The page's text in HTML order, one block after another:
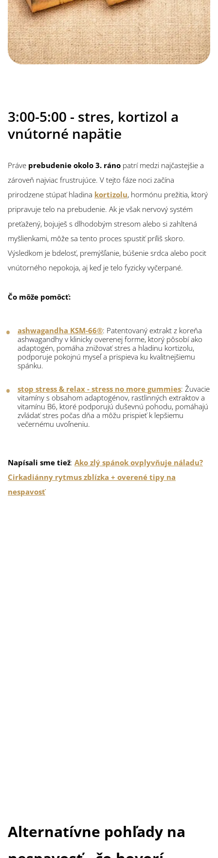
3:00-5:00 - stres, kortizol a
vnútorné napätie
Práve prebudenie okolo 3. ráno patrí medzi najčastejšie a
zároveň najviac frustrujúce. V tejto fáze noci začína
prirodzene stúpať hladina kortizolu, hormónu prežitia, ktorý
pripravuje telo na prebudenie. Ak je však nervový systém
preťažený, bojuješ s dlhodobým stresom alebo si zahltená
myšlienkami, môže sa tento proces spustiť príliš skoro.
Výsledkom je bdelosť, premýšľanie, búšenie srdca alebo pocit
vnútorného nepokoja, aj keď je telo fyzicky vyčerpané.
Čo môže pomôcť:
ashwagandha KSM-66®: Patentovaný extrakt z koreňa
ashwagandhy v klinicky overenej forme, ktorý pôsobí ako
adaptogén, pomáha znižovať stres a hladinu kortizolu,
podporuje pokojnú myseľ a prispieva ku kvalitnejšiemu
spánku.
stop stress & relax - stress no more gummies: Žuvacie
vitamíny s obsahom adaptogénov, rastlinných extraktov a
vitamínu B6, ktoré podporujú duševnú pohodu, pomáhajú
zvládať stres počas dňa a môžu prispieť k lepšiemu
večernému uvoľneniu.
Napísali sme tiež: Ako zlý spánok ovplyvňuje náladu?
Cirkadiánny rytmus zblízka + overené tipy na
nespavosť
Alternatívne pohľady na